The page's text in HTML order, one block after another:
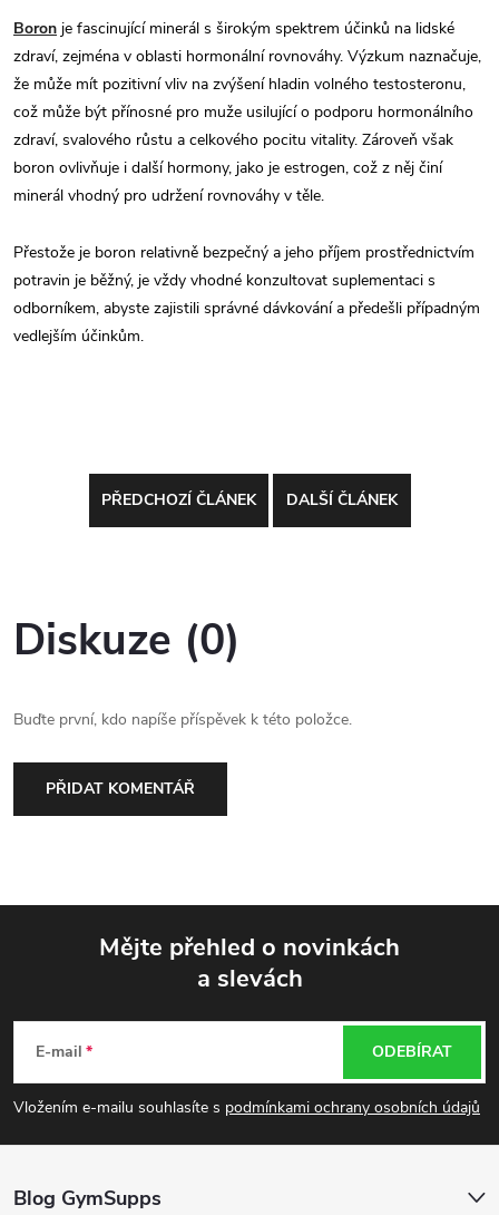
Boron je fascinující minerál s širokým spektrem účinků na lidské
zdraví, zejména v oblasti hormonální rovnováhy. Výzkum naznačuje,
že může mít pozitivní vliv na zvýšení hladin volného testosteronu,
což může být přínosné pro muže usilující o podporu hormonálního
zdraví, svalového růstu a celkového pocitu vitality. Zároveň však
boron ovlivňuje i další hormony, jako je estrogen, což z něj činí
minerál vhodný pro udržení rovnováhy v těle.
Přestože je boron relativně bezpečný a jeho příjem prostřednictvím
potravin je běžný, je vždy vhodné konzultovat suplementaci s
odborníkem, abyste zajistili správné dávkování a předešli případným
vedlejším účinkům.
PŘEDCHOZÍ ČLÁNEK DALŠÍ ČLÁNEK
Diskuze (0)
Buďte první, kdo napíše příspěvek k této položce.
PŘIDAT KOMENTÁŘ
p
a
Mějte přehled o novinkách
a slevách
E-mail
Vložením e-mailu souhlasíte s podmínkami ochrany osobních údajů
ODEBÍRAT
Blog GymSupps